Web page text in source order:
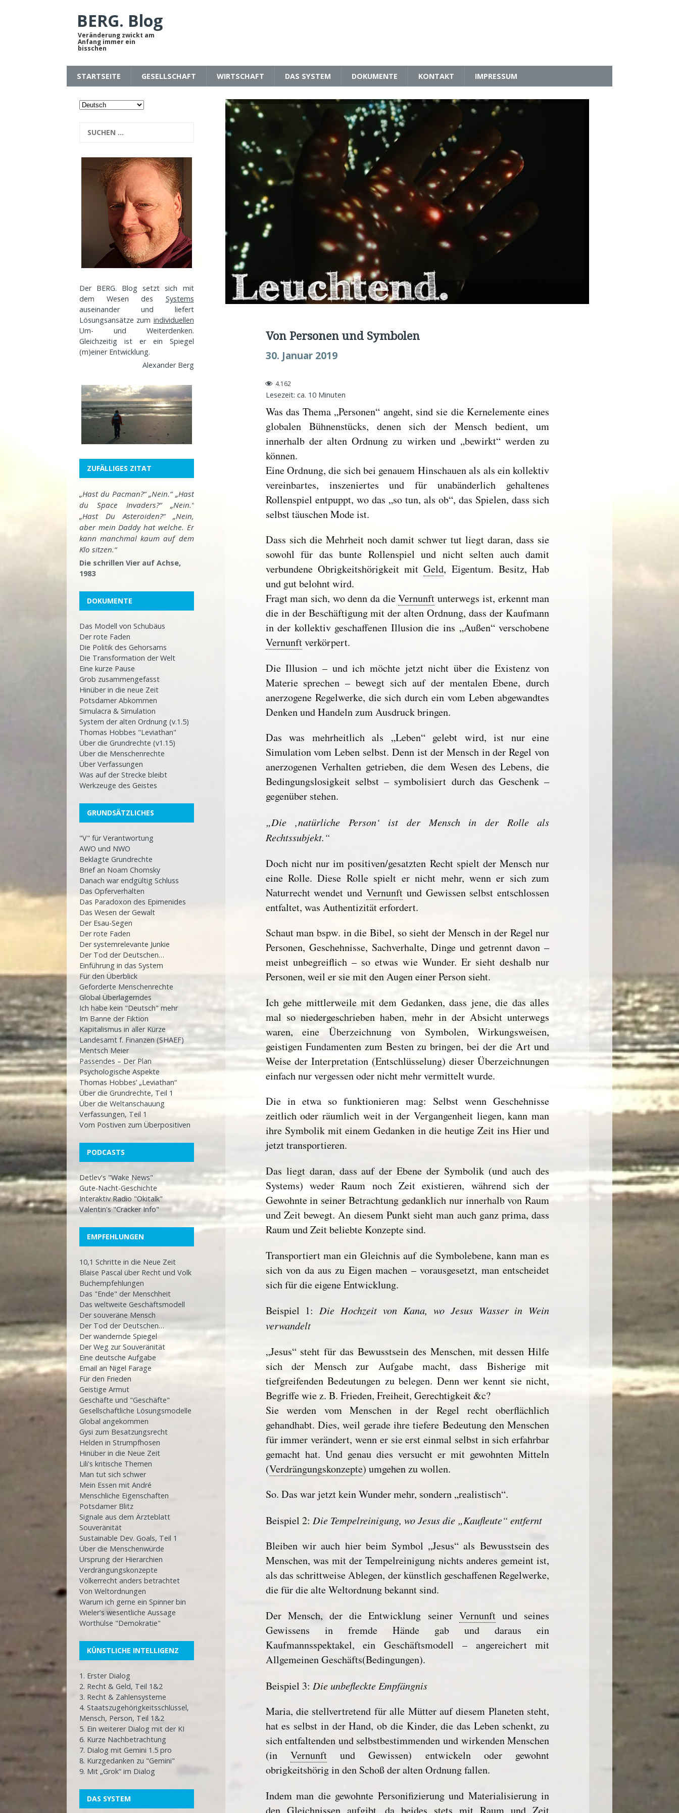
BERG. Blog
Veränderung zwickt am
Anfang immer ein
bisschen
STARTSEITE GESELLSCHAFT WIRTSCHAFT DAS SYSTEM DOKUMENTE KONTAKT IMPRESSUM
Von Personen und Symbolen
30. Januar 2019
4.162
Lesezeit: ca. 10 Minuten
Was das Thema „Personen“ angeht, sind sie die Kernelemente eines
globalen Bühnenstücks, denen sich der Mensch bedient, um
innerhalb der alten Ordnung zu wirken und „bewirkt“ werden zu
können.
Eine Ordnung, die sich bei genauem Hinschauen als als ein kollektiv
vereinbartes, inszeniertes und für unabänderlich gehaltenes
Rollenspiel entpuppt, wo das „so tun, als ob“, das Spielen, dass sich
selbst täuschen Mode ist.
Dass sich die Mehrheit noch damit schwer tut liegt daran, dass sie
sowohl für das bunte Rollenspiel und nicht selten auch damit
verbundene Obrigkeitshörigkeit mitGeld, Eigentum. Besitz, Hab
und gut belohnt wird.
Fragt man sich, wo denn da dieVernunft unterwegs ist, erkennt man
die in der Beschäftigung mit der alten Ordnung, dass der Kaufmann
in der kollektiv geschaffenen Illusion die ins „Außen“ verschobene
Vernunftverkörpert.
Die Illusion – und ich möchte jetzt nicht über die Existenz von
Materie sprechen – bewegt sich auf der mentalen Ebene, durch
anerzogene Regelwerke, die sich durch ein vom Leben abgewandtes
Denken und Handeln zum Ausdruck bringen.
Das was mehrheitlich als „Leben“ gelebt wird, ist nur eine
Simulation vom Leben selbst. Denn ist der Mensch in der Regel von
anerzogenen Verhalten getrieben, die dem Wesen des Lebens, die
Bedingungslosigkeit selbst – symbolisiert durch das Geschenk –
gegenüber stehen.
„Die ‚natürliche Person‘ ist der Mensch in der Rolle als
Rechtssubjekt.“
Doch nicht nur im positiven/gesatzten Recht spielt der Mensch nur
eine Rolle. Diese Rolle spielt er nicht mehr, wenn er sich zum
Naturrecht wendet undVernunft und Gewissen selbst entschlossen
entfaltet, was Authentizität erfordert.
Schaut man bspw. in die Bibel, so sieht der Mensch in der Regel nur
Personen, Geschehnisse, Sachverhalte, Dinge und getrennt davon –
meist unbegreiflich – so etwas wie Wunder. Er sieht deshalb nur
Personen, weil er sie mit den Augen einer Person sieht.
Ich gehe mittlerweile mit dem Gedanken, dass jene, die das alles
mal so niedergeschrieben haben, mehr in der Absicht unterwegs
waren, eine Überzeichnung von Symbolen, Wirkungsweisen,
geistigen Fundamenten zum Besten zu bringen, bei der die Art und
Weise der Interpretation (Entschlüsselung) dieser Überzeichnungen
einfach nur vergessen oder nicht mehr vermittelt wurde.
Die in etwa so funktionieren mag: Selbst wenn Geschehnisse
zeitlich oder räumlich weit in der Vergangenheit liegen, kann man
ihre Symbolik mit einem Gedanken in die heutige Zeit ins Hier und
jetzt transportieren.
Das liegt daran, dass auf der Ebene der Symbolik (und auch des
Systems) weder Raum noch Zeit existieren, während sich der
Gewohnte in seiner Betrachtung gedanklich nur innerhalb von Raum
und Zeit bewegt. An diesem Punkt sieht man auch ganz prima, dass
Raum und Zeit beliebte Konzepte sind.
Transportiert man ein Gleichnis auf die Symbolebene, kann man es
sich von da aus zu Eigen machen – vorausgesetzt, man entscheidet
sich für die eigene Entwicklung.
Beispiel 1:Die Hochzeit von Kana, wo Jesus Wasser in Wein
verwandelt
„Jesus“ steht für das Bewusstsein des Menschen, mit dessen Hilfe
sich der Mensch zur Aufgabe macht, dass Bisherige mit
tiefgreifenden Bedeutungen zu belegen. Denn wer kennt sie nicht,
Begriffe wie z. B. Frieden, Freiheit, Gerechtigkeit &c?
Sie werden vom Menschen in der Regel recht oberflächlich
gehandhabt. Dies, weil gerade ihre tiefere Bedeutung den Menschen
für immer verändert, wenn er sie erst einmal selbst in sich erfahrbar
gemacht hat. Und genau dies versucht er mit gewohnten Mitteln
(Verdrängungskonzepte) umgehen zu wollen.
So. Das war jetzt kein Wunder mehr, sondern „realistisch“.
Beispiel 2: Die Tempelreinigung, wo Jesus die „Kaufleute“ entfernt
Bleiben wir auch hier beim Symbol „Jesus“ als Bewusstsein des
Menschen, was mit der Tempelreinigung nichts anderes gemeint ist,
als das schrittweise Ablegen, der künstlich geschaffenen Regelwerke,
die für die alte Weltordnung bekannt sind.
Der Mensch, der die Entwicklung seiner Vernunftund seines
Gewissens in fremde Hände gab und daraus ein
Kaufmannsspektakel, ein Geschäftsmodell – angereichert mit
Allgemeinen Geschäfts(Bedingungen).
Beispiel 3: Die unbefleckte Empfängnis
Maria, die stellvertretend für alle Mütter auf diesem Planeten steht,
hat es selbst in der Hand, ob die Kinder, die das Leben schenkt, zu
sich entfaltenden und selbstbestimmenden und wirkenden Menschen
(in Vernunftund Gewissen) entwickeln oder gewohnt
obrigkeitshörig in den Schoß der alten Ordnung fallen.
Indem man die gewohnte Personifizierung und Materialisierung in
den Gleichnissen aufgibt, da beides stets mit Raum und Zeit
Der BERG. Blog setzt sich mit
dem Wesen des Systems
auseinander und liefert
Lösungsansätze zum individuellen
Um- und Weiterdenken.
Gleichzeitig ist er ein Spiegel
(m)einer Entwicklung.
Alexander Berg
ZUFÄLLIGES ZITAT
„Hast du Pacman?“ „Nein.“ „Hast
du Space Invaders?“ „Nein.“
„Hast Du Asteroiden?“ „Nein,
aber mein Daddy hat welche. Er
kann manchmal kaum auf dem
Klo sitzen.“
Die schrillen Vier auf Achse,
1983
DOKUMENTE
Das Modell von Schubäus
Der rote Faden
Die Politik des Gehorsams
Die Transformation der Welt
Eine kurze Pause
Grob zusammengefasst
Hinüber in die neue Zeit
Potsdamer Abkommen
Simulacra & Simulation
System der alten Ordnung (v.1.5)
Thomas Hobbes "Leviathan"
Über die Grundrechte (v1.15)
Über die Menschenrechte
Über Verfassungen
Was auf der Strecke bleibt
Werkzeuge des Geistes
GRUNDSÄTZLICHES
"V" für Verantwortung
AWO und NWO
Beklagte Grundrechte
Brief an Noam Chomsky
Danach war endgültig Schluss
Das Opferverhalten
Das Paradoxon des Epimenides
Das Wesen der Gewalt
Der Esau-Segen
Der rote Faden
Der systemrelevante Junkie
Der Tod der Deutschen…
Einführung in das System
Für den Überblick
Geforderte Menschenrechte
Global Überlagerndes
Ich habe kein "Deutsch" mehr
Im Banne der Fiktion
Kapitalismus in aller Kürze
Landesamt f. Finanzen (SHAEF)
Mentsch Meier
Passendes – Der Plan
Psychologische Aspekte
Thomas Hobbes’ „Leviathan“
Über die Grundrechte, Teil 1
Über die Weltanschauung
Verfassungen, Teil 1
Vom Postiven zum Überpositiven
PODCASTS
Detlev's "Wake News"
Gute-Nacht-Geschichte
Interaktiv Radio "Okitalk"
Valentin's "Cracker Info"
EMPFEHLUNGEN
10,1 Schritte in die Neue Zeit
Blaise Pascal über Recht und Volk
Buchempfehlungen
Das "Ende" der Menschheit
Das weltweite Geschäftsmodell
Der souveräne Mensch
Der Tod der Deutschen…
Der wandernde Spiegel
Der Weg zur Souveränität
Eine deutsche Aufgabe
Email an Nigel Farage
Für den Frieden
Geistige Armut
Geschäfte und "Geschäfte"
Gesellschaftliche Lösungsmodelle
Global angekommen
Gysi zum Besatzungsrecht
Helden in Strumpfhosen
Hinüber in die Neue Zeit
Lili's kritische Themen
Man tut sich schwer
Mein Essen mit André
Menschliche Eigenschaften
Potsdamer Blitz
Signale aus dem Ärzteblatt
Souveränität
Sustainable Dev. Goals, Teil 1
Über die Menschenwürde
Ursprung der Hierarchien
Verdrängungskonzepte
Völkerrecht anders betrachtet
Von Weltordnungen
Warum ich gerne ein Spinner bin
Wieler's wesentliche Aussage
Worthülse "Demokratie"
KÜNSTLICHE INTELLIGENZ
1. Erster Dialog
2. Recht & Geld, Teil 1&2
3. Recht & Zahlensysteme
4. Staatszugehörigkeitsschlüssel,
Mensch, Person, Teil 1&2
5. Ein weiterer Dialog mit der KI
6. Kurze Nachbetrachtung
7. Dialog mit Gemini 1.5 pro
8. Kurzgedanken zu "Gemini"
9. Mit „Grok“ im Dialog
DAS SYSTEM